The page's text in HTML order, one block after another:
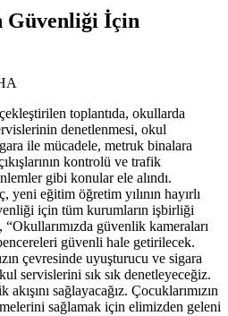
Güvenliği İçin
toplantıda, okullarda
denetlenmesi, okul
ile mücadele, metruk binalara
kontrolü ve trafik
gibi konular ele alındı.
yeni eğitim öğretim yılının hayırlı
için tüm kurumların işbirliği
“Okullarımızda güvenlik kameraları
güvenli hale getirilecek.
çevresinde uyuşturucu ve sigara
servislerini sık sık denetleyeceğiz.
sağlayacağız. Çocuklarımızın
sağlamak için elimizden geleni